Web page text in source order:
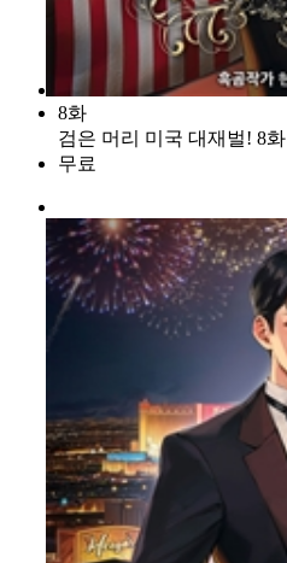
8화
검은 머리 미국 대재벌! 8화
무료